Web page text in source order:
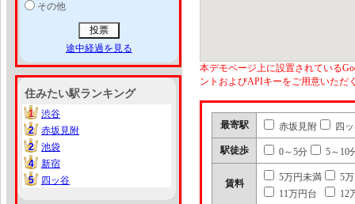
その他
途中経過を見る
住みたい駅ランキング
1
1
渋谷
2
2
赤坂見附
2
2
池袋
4
4
新宿
5
5 四ッ谷
本デモページ上に設置されている
ントおよびAPIキーをご用意いただ
最寄駅 赤坂見附 四
駅徒歩 0～5分 5～10
賃料
5万円未満
5
11万円台
12